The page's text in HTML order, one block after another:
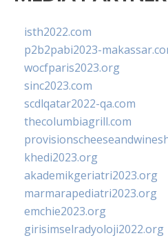
isth2022.com
p2b2pabi2023-
wocfparis2023.org
sinc2023.com
scdlqatar2022-qa.com
thecolumbiagrill.com
khedi2023.org
akademikgeriatri2023.org
marmarapediatri2023.org
emchie2023.org
girisimselradyoloji2022.org